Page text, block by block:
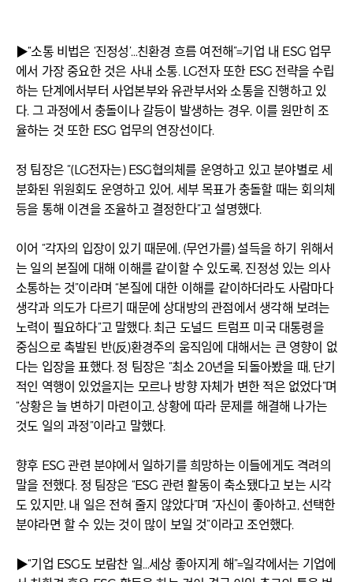
▶“소통 비법은 ‘진정성’…친환경 흐름 여전해”=기업 내 ESG 업무
에서 가장 중요한 것은 사내 소통. LG전자 또한 ESG 전략을 수립
하는 단계에서부터 사업본부와 유관부서와 소통을 진행하고 있
다. 그 과정에서 충돌이나 갈등이 발생하는 경우, 이를 원만히 조
율하는 것 또한 ESG 업무의 연장선이다.
정 팀장은 “(LG전자는) ESG협의체를 운영하고 있고 분야별로 세
분화된 위원회도 운영하고 있어, 세부 목표가 충돌할 때는 회의체
등을 통해 이견을 조율하고 결정한다”고 설명했다.
이어 “각자의 입장이 있기 때문에, (무언가를) 설득을 하기 위해서
는 일의 본질에 대해 이해를 같이할 수 있도록, 진정성 있는 의사
소통하는 것”이라며 “본질에 대한 이해를 같이하더라도 사람마다
생각과 의도가 다르기 때문에 상대방의 관점에서 생각해 보려는
노력이 필요하다”고 말했다. 최근 도널드 트럼프 미국 대통령을
중심으로 촉발된 반(反)환경주의 움직임에 대해서는 큰 영향이 없
다는 입장을 표했다. 정 팀장은 “최소 20년을 되돌아봤을 때, 단기
적인 역행이 있었을지는 모르나 방향 자체가 변한 적은 없었다”며
“상황은 늘 변하기 마련이고, 상황에 따라 문제를 해결해 나가는
것도 일의 과정”이라고 말했다.
향후 ESG 관련 분야에서 일하기를 희망하는 이들에게도 격려의
말을 전했다. 정 팀장은 “ESG 관련 활동이 축소됐다고 보는 시각
도 있지만, 내 일은 전혀 줄지 않았다”며 “자신이 좋아하고, 선택한
분야라면 할 수 있는 것이 많이 보일 것”이라고 조언했다.
▶“기업 ESG도 보람찬 일…세상 좋아지게 해”=일각에서는 기업에